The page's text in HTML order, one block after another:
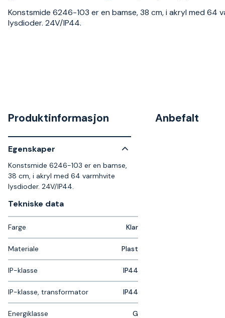
Konstsmide 6246-103 er en bamse, 38 cm, i akryl med 64
lysdioder. 24V/IP44.
Produktinformasjon
Egenskaper
Konstsmide 6246-103 er en bamse,
38 cm, i akryl med 64 varmhvite
lysdioder. 24V/IP44.
Tekniske data​
Farge Klar
Materiale Plast
IP-klasse IP44
IP-klasse, transformator IP44
Energiklasse G
Anbefalt